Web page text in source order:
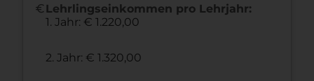
euro Lehrlingseinkommen pro Lehrjahr:
1. Jahr: € 1.220,00
2. Jahr: € 1.320,00